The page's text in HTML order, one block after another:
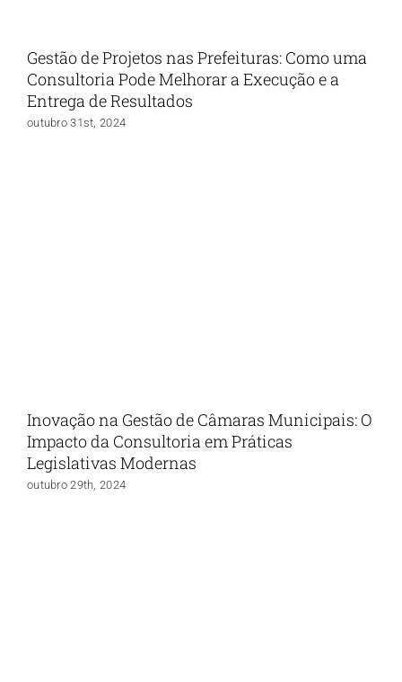
Gestão de Projetos nas Prefeituras: Como uma
Consultoria Pode Melhorar a Execução e a
Entrega de Resultados
outubro 31st, 2024
Inovação na Gestão de Câmaras Municipais: O
Impacto da Consultoria em Práticas
Legislativas Modernas
outubro 29th, 2024